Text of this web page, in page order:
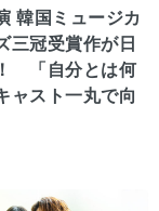
韓国ミュージカ
三冠受賞作が日
「自分とは何
ャスト一丸で向